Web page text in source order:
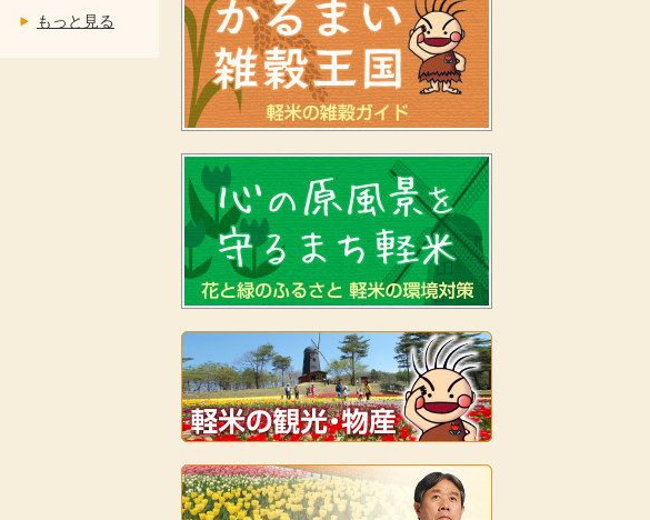
もっと見る